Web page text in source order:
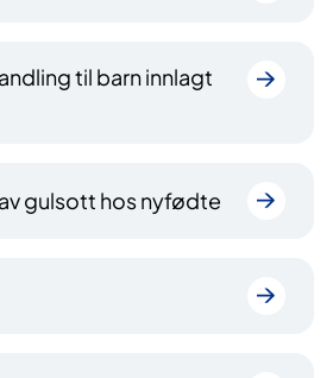
til barn innlagt
gulsott hos nyfødte